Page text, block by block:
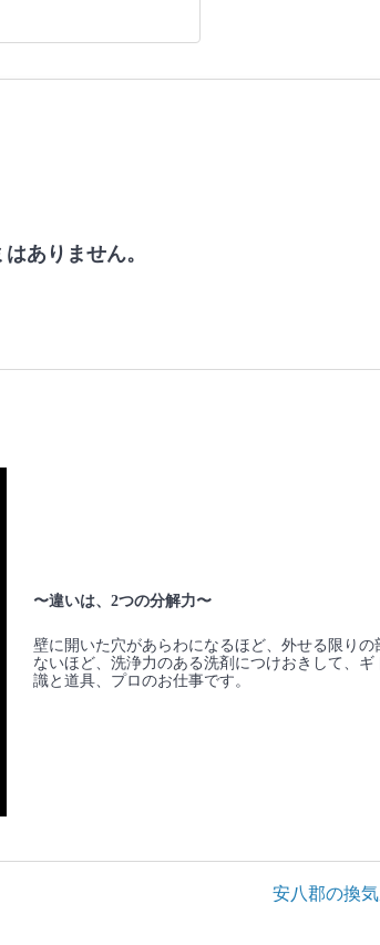
ありません。
〜違いは、2つの分解力〜
壁に開いた穴があらわになるほど、外せる限り
ないほど、洗浄力のある洗剤につけおきして、
識と道具、プロのお仕事です。
安八郡の換